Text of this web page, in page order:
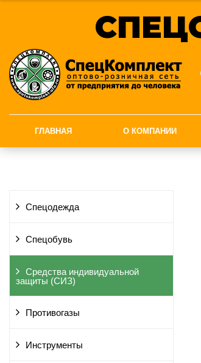
ГЛАВНАЯ О КОМПАНИИ
Спецодежда
Спецобувь
Средства индивидуальной
защиты (СИЗ)
Противогазы
Инструменты